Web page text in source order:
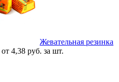
Жевательная резинка
от 4,38 руб. за шт.